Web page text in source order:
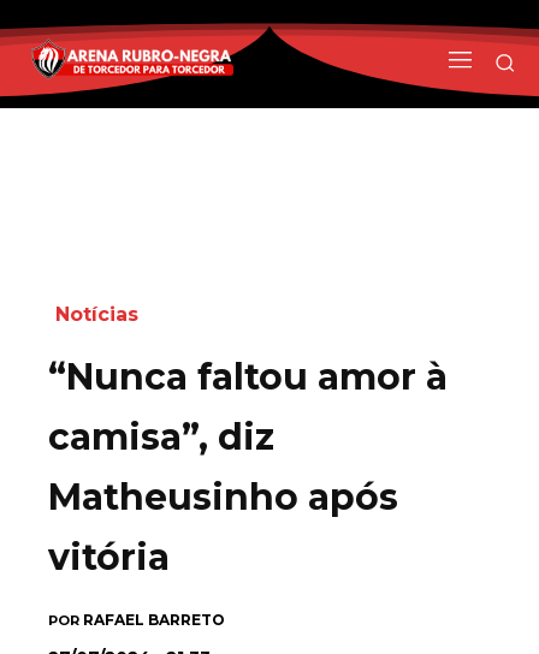
Notícias
“Nunca faltou amor à
camisa”, diz
Matheusinho após
vitória
POR RAFAEL BARRETO